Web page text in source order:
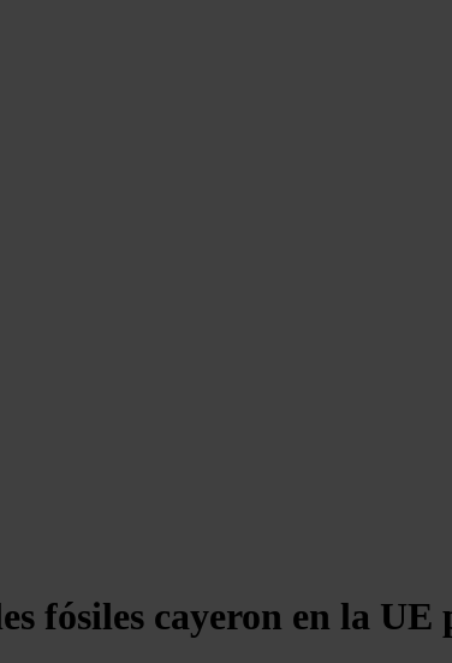
fósiles cayeron en la UE